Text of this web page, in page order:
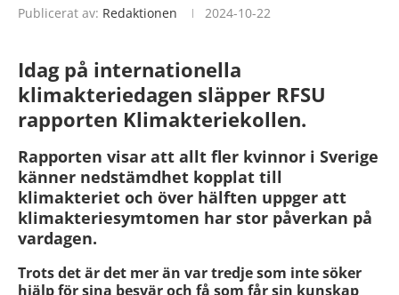
Publicerat av: Redaktionen 2024-10-22
Idag på internationella
klimakteriedagen släpper RFSU
rapporten Klimakteriekollen.
Rapporten visar att allt fler kvinnor i Sverige
känner nedstämdhet kopplat till
klimakteriet och över hälften uppger att
klimakteriesymtomen har stor påverkan på
vardagen.
Trots det är det mer än var tredje som inte söker
hjälp för sina besvär och få som får sin kunskap